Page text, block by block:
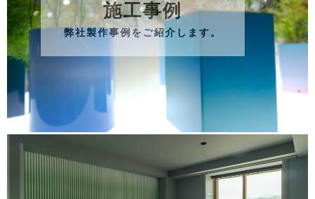
施工事例
弊社製作事例をご紹介します。